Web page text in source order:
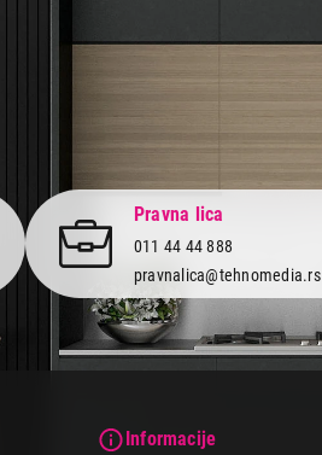
Pravna lica
011 44 44 888
pravnalica@tehnomedia.rs
Informacije